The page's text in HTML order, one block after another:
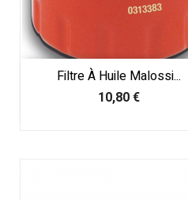
Filtre À Huile Malossi...
Prix
10,80 €